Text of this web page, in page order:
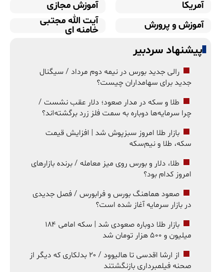
آمریکا
آموزش مجازی
آموزش و پرورش
آیت الله مجتبی
خامنه ای
پیشنهاد سردبیر
رالی جدید بورس در نیمه دوم مرداد / سیگنال
جدید برای سهامداران چیست؟
طلا و سکه در مدار صعود؛ دلار عقب نشست /
چرا سرمایه‌ها دوباره به سمت فلز زرد برگشته‌اند؟
بازار طلا امروز سبزپوش شد | افزایش قیمت
سکه، طلا و نیم‌سکه
طلا، دلار و بورس روی میز معامله / برنده بازارهای
امروز کدام بود؟
صعود هماهنگ بورس و فرابورس / فصل جدیدی
در بازار سرمایه آغاز شده است؟
بازار طلا دوباره صعودی شد | سکه امامی ۱۸۴
میلیون و ۵۰۰ هزار تومان شد
از ارشا اقدسی تا هالیوود / ۲۰ بدلکاری که دیگر از
صحنه فیلمبرداری بازنگشتند